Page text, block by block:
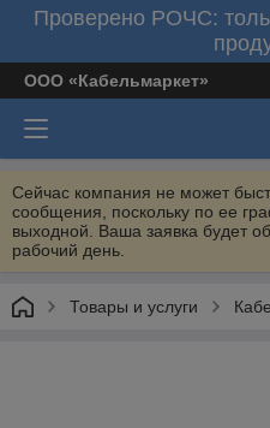
Проверено РОЧС:
ООО «Кабельмаркет»
Сейчас компания не может
сообщения, поскольку по ее
выходной. Ваша заявка будет
рабочий день.
Товары и услуги